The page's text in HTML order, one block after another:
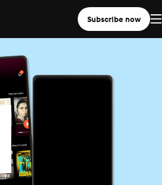
Subscribe now